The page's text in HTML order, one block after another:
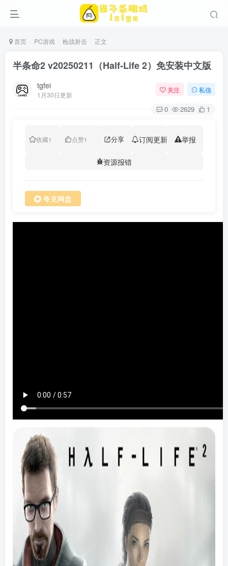
首页 PC游戏 枪战射击 正文
半条命2 v20250211（Half-Life 2）免安装中文版
tgfei
1月30日更新
关注 私信
0 2629 1
收藏1 点赞1 分享 订阅更新 举报
资源报错
夸克网盘